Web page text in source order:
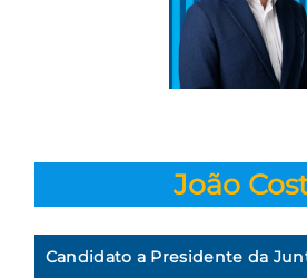
João
Candidato a Presidente da